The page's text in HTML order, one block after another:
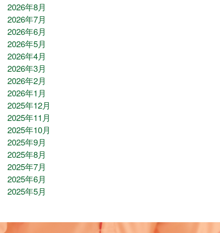
2026年8月
2026年7月
2026年6月
2026年5月
2026年4月
2026年3月
2026年2月
2026年1月
2025年12月
2025年11月
2025年10月
2025年9月
2025年8月
2025年7月
2025年6月
2025年5月